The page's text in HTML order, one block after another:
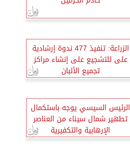
الزراعة: تنفيذ 477 ندوة إرشادية
على للتشجيع على إنشاء مراكز
تجميع الألبان
الرئيس السيسي يوجه باستكمال
تطهير شمال سيناء من العناصر
الإرهابية والتكفيرية